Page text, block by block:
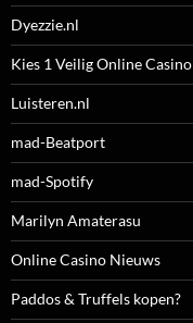
Dyezzie.nl
Kies 1 Veilig Online Casino
Luisteren.nl
mad-Beatport
mad-Spotify
Marilyn Amaterasu
Online Casino Nieuws
Paddos & Truffels kopen?